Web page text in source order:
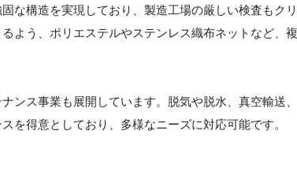
な構造を実現しており、製造工場の厳しい検査もク
よう、ポリエステルやステンレス織布ネットなど、
ンス事業も展開しています。脱気や脱水、真空輸送
を得意としており、多様なニーズに対応可能です。